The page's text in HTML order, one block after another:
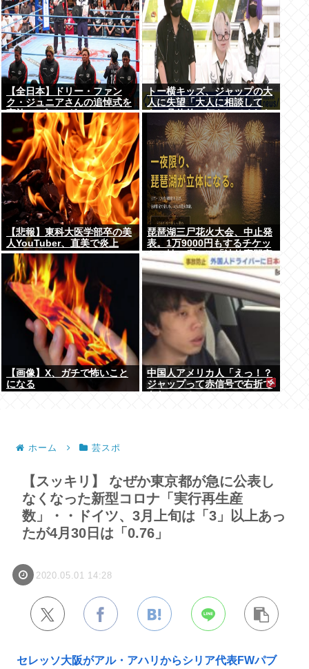
【全日本】ドリー・ファン
ク・ジュニアさんの追悼式を
実施 スピニング・トー・ホー
ルドも流れる
トー横キッズ、ジャップの大
人に失望「大人に相談して
も、具体的に何もしてくれな
い。結果的に傷つく。福祉は
自由が奪われる」
【悲報】東科大医学部卒の美
人YouTuber、直美で炎上
www
琵琶湖三尸花火大会、中止発
表。1万9000円もするチケッ
トの払い戻しは「法的専門家
への相談を行いながら」で確
約せず
【画像】X、ガチで怖いこと
になる
中国人アメリカ人「えっ！？
ジャップって赤信号で右折で
ホーム 芸スポ
【スッキリ】 なぜか東京都が急に公表し
なくなった新型コロナ「実行再生産
数」・・ドイツ、3月上旬は「3」以上あっ
たが4月30日は「0.76」
2020.05.01 14:28
セレッソ大阪がアル・アハリからシリア代表FWパブ